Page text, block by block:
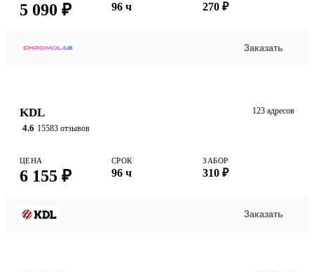
5 090 ₽ 96 ч 270 ₽
Заказать
KDL
4.6 15583 отзывов
123 адресов
ЦЕНА
6 155 ₽
СРОК
96 ч
ЗАБОР
310 ₽
Заказать